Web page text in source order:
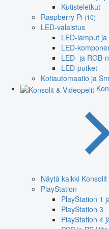
Kutisteletkut
Raspberry Pi (10)
LED-valaistus
LED-lamput
LED-
LED- ja RGB-
LED-putket
Kotiautomaatio ja
Näytä kaikki
PlayStation
PlayStation 1
PlayStation 3
PlayStation 4